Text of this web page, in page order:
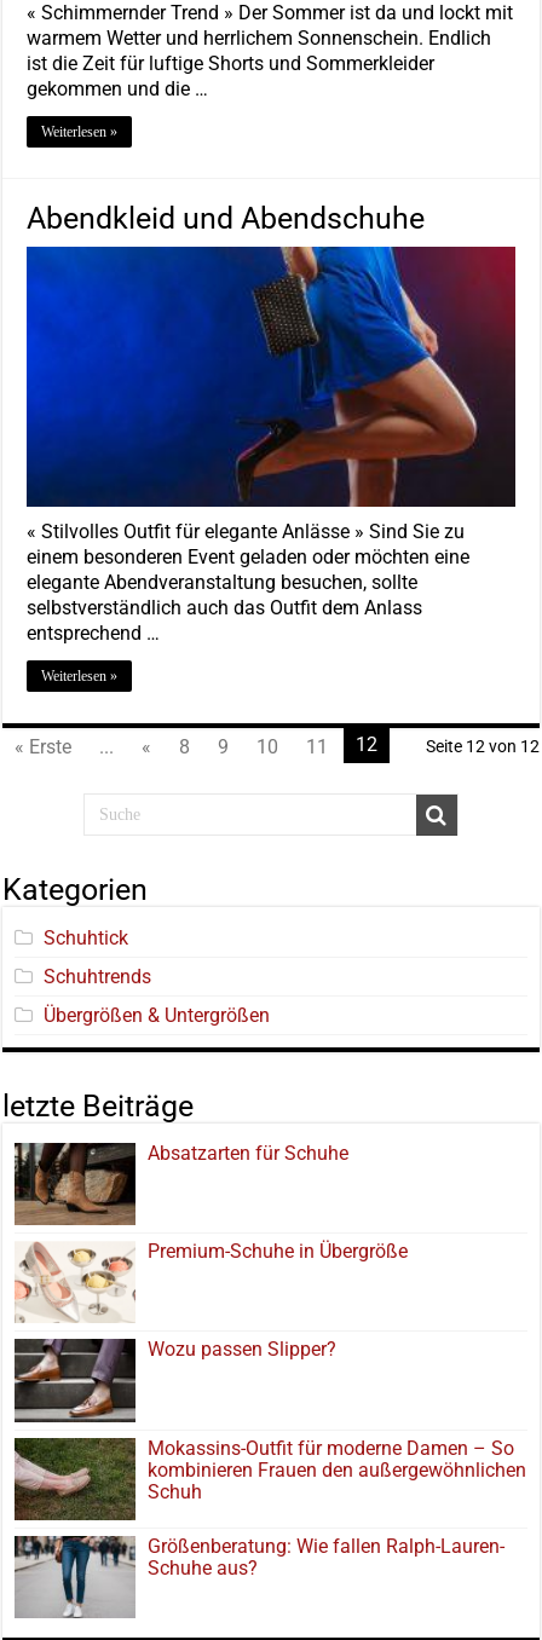
« Schimmernder Trend » Der Sommer ist da und lockt mit
warmem Wetter und herrlichem Sonnenschein. Endlich
ist die Zeit für luftige Shorts und Sommerkleider
gekommen und die …
Weiterlesen »
Abendkleid und Abendschuhe
« Stilvolles Outfit für elegante Anlässe » Sind Sie zu
einem besonderen Event geladen oder möchten eine
elegante Abendveranstaltung besuchen, sollte
selbstverständlich auch das Outfit dem Anlass
entsprechend …
Weiterlesen »
Seite 12 von 12
« Erste ... « 8 9 10 11 12
Kategorien
Schuhtick
Schuhtrends
Übergrößen & Untergrößen
letzte Beiträge
Absatzarten für Schuhe
Premium-Schuhe in Übergröße
Wozu passen Slipper?
Mokassins-Outfit für moderne Damen – So
kombinieren Frauen den außergewöhnlichen
Schuh
Größenberatung: Wie fallen Ralph-Lauren-
Schuhe aus?